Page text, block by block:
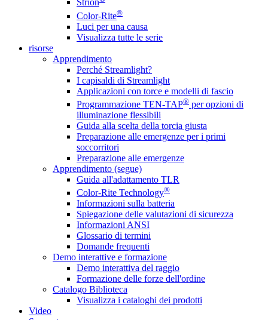
Strion
Color-Rite®
Luci per una causa
Visualizza tutte le serie
risorse
Apprendimento
Perché Streamlight?
I capisaldi di Streamlight
Applicazioni con torce e modelli di fascio
Programmazione TEN-TAP® per opzioni di
illuminazione flessibili
Guida alla scelta della torcia giusta
Preparazione alle emergenze per i primi
soccorritori
Preparazione alle emergenze
Apprendimento (segue)
Guida all'adattamento TLR
Color-Rite Technology®
Informazioni sulla batteria
Spiegazione delle valutazioni di sicurezza
Informazioni ANSI
Glossario di termini
Domande frequenti
Demo interattive e formazione
Demo interattiva del raggio
Formazione delle forze dell'ordine
Catalogo Biblioteca
Visualizza i cataloghi dei prodotti
Video